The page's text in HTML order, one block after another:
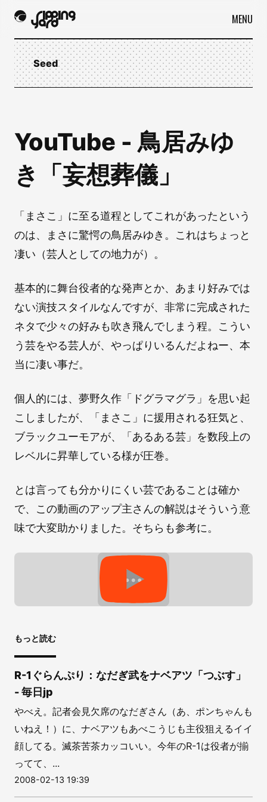
MENU
Seed
YouTube - 鳥居みゆ
き「妄想葬儀」
「まさこ」に至る道程としてこれがあったという
のは、まさに驚愕の鳥居みゆき。これはちょっと
凄い（芸人としての地力が）。
基本的に舞台役者的な発声とか、あまり好みでは
ない演技スタイルなんですが、非常に完成された
ネタで少々の好みも吹き飛んでしまう程。こうい
う芸をやる芸人が、やっぱりいるんだよねー、本
当に凄い事だ。
個人的には、夢野久作「ドグラマグラ」を思い起
こしましたが、「まさこ」に援用される狂気と、
ブラックユーモアが、「あるある芸」を数段上の
レベルに昇華している様が圧巻。
とは言っても分かりにくい芸であることは確か
で、この動画のアップ主さんの解説はそういう意
味で大変助かりました。そちらも参考に。
もっと読む
R-1ぐらんぷり：なだぎ武をナベアツ「つぶす」
- 毎日jp
やべえ。記者会見欠席のなだぎさん（あ、ポンちゃんも
いねえ！）に、ナベアツもあべこうじも主役狙えるイイ
顔してる。滅茶苦茶カッコいい。今年のR-1は役者が揃
ってて、...
2008-02-13 19:39